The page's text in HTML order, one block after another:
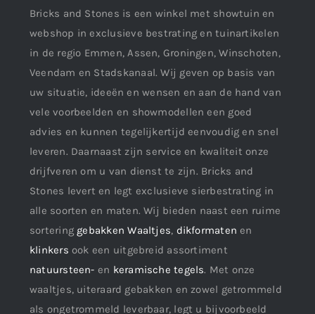
Bricks and Stones is een winkel met showtuin en
webshop in exclusieve bestrating en tuinartikelen
in de regio Emmen, Assen, Groningen, Winschoten,
Veendam en Stadskanaal. Wij geven op basis van
uw situatie, ideeën en wensen en aan de hand van
vele voorbeelden en showmodellen een goed
advies en kunnen tegelijkertijd eenvoudig en snel
leveren. Daarnaast zijn service en kwaliteit onze
drijfveren om u van dienst te zijn. Bricks and
Stones levert en legt exclusieve sierbestrating in
alle soorten en maten. Wij bieden naast een ruime
sortering gebakken Waaltjes, dikformaten en
klinkers ook een uitgebreid assortiment
natuursteen- en keramische tegels. Met onze
waaltjes, uiteraard gebakken en zowel getrommeld
als ongetrommeld leverbaar, legt u bijvoorbeeld